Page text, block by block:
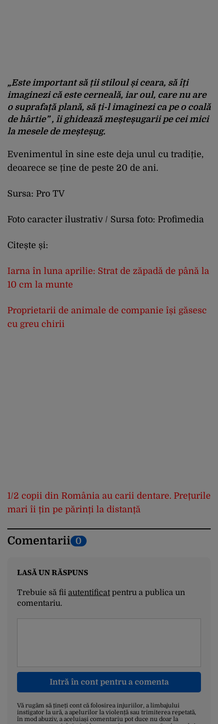
„Este important să ții stiloul și ceara, să îți
imaginezi că este cerneală, iar oul, care nu are
o suprafață plană, să ți-l imaginezi ca pe o coală
de hârtie”, îi ghidează meșteșugarii pe cei mici
la mesele de meșteșug.
Evenimentul în sine este deja unul cu tradiție,
deoarece se ține de peste 20 de ani.
Sursa: Pro TV
Foto caracter ilustrativ / Sursa foto: Profimedia
Citește și:
Iarna în luna aprilie: Strat de zăpadă de până la
10 cm la munte
Proprietarii de animale de companie își găsesc
cu greu chirii
1/2 copii din România au carii dentare. Prețurile
mari îi țin pe părinți la distanță
Comentarii 0
LASĂ UN RĂSPUNS
Trebuie să fii autentificatpentru a publica un
comentariu.
Intră în cont pentru a comenta
Vă rugăm să țineți cont că folosirea injuriilor, a limbajului
instigator la ură, a apelurilor la violență sau trimiterea repetată,
în mod abuziv, a aceluiași comentariu pot duce nu doar la